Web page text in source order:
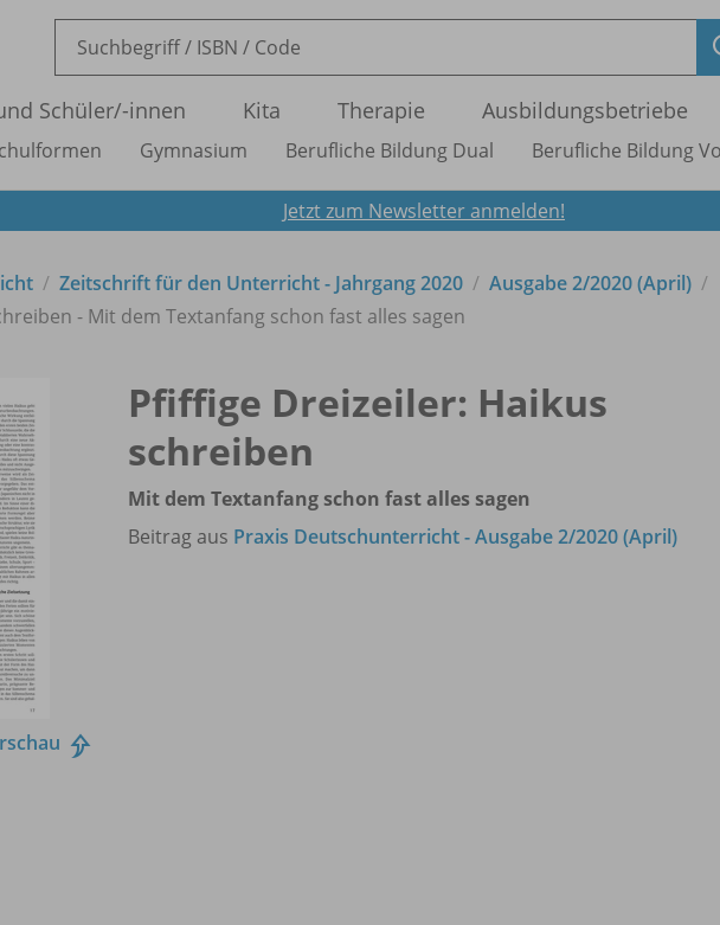
Schüler/-innen Kita Therapie Ausbildungsbetriebe
Gymnasium Berufliche Bildung Dual Berufliche Bildung
Jetzt zum Newsletter anmelden!
Zeitschrift für den Unterricht - Jahrgang 2020 Ausgabe 2/2020 (April)
- Mit dem Textanfang schon fast alles sagen
Pfiffige Dreizeiler: Haikus
schreiben
Mit dem Textanfang schon fast alles sagen
Beitrag aus Praxis Deutschunterricht - Ausgabe 2/2020 (April)